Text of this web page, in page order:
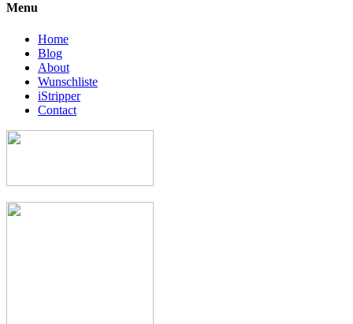
Menu
Home
Blog
About
Wunschliste
iStripper
Contact